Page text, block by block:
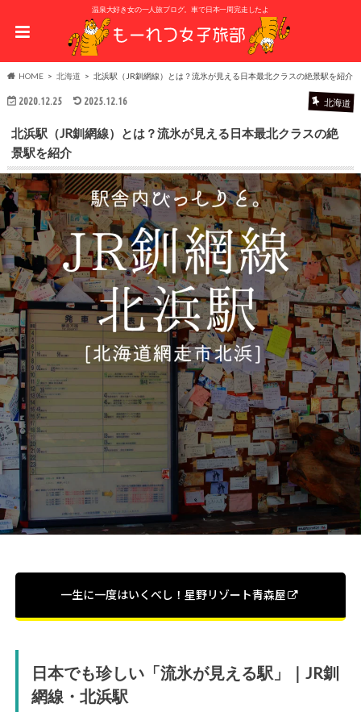
温泉大好き女の一人旅ブログ。車で日本一周完走したよ
HOME 北海道 北浜駅（JR釧網線）とは？流氷が見える日本最北クラスの絶景駅を紹介
2020.12.25 2025.12.16 北海道
北浜駅（JR釧網線）とは？流氷が見える日本最北クラスの絶
景駅を紹介
一生に一度はいくべし！星野リゾート青森屋
日本でも珍しい「流氷が見える駅」｜JR釧
網線・北浜駅